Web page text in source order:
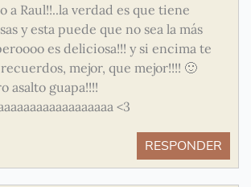
a Raul!!..la verdad es que tiene
y esta puede que no sea la más
es deliciosa!!! y si encima te
mejor, que mejor!!!! 🙂
asalto guapa!!!!
<3
RESPONDER